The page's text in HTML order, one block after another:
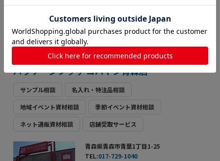
※最新の日程は営業日カレンダーにてご確認
ください
店舗詳細
パッケージプラザ コバヤシ青森店
サンプル相談 名入れ・特注品相談
地域イベント資材相談 季節イベント資材相談
ネット通販資材相談 店舗受取サービス
青森県青森市青葉1丁目1-25
TEL:017-729-1040